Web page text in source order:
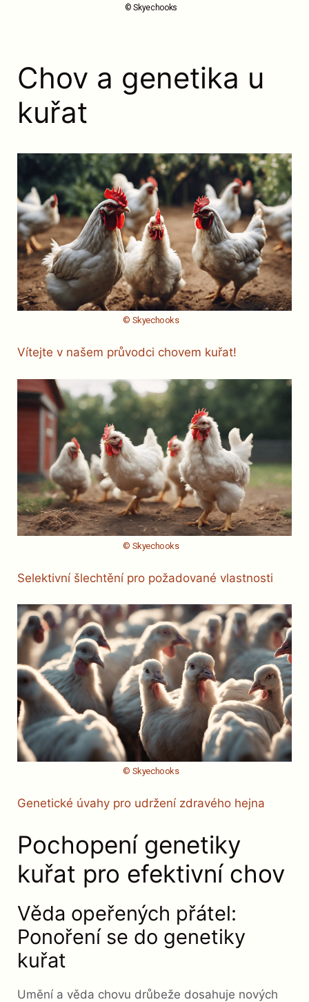
© Skyechooks
Chov a genetika u
kuřat
© Skyechooks
Vítejte v našem průvodci chovem kuřat!
© Skyechooks
Selektivní šlechtění pro požadované vlastnosti
© Skyechooks
Genetické úvahy pro udržení zdravého hejna
Pochopení genetiky
kuřat pro efektivní chov
Věda opeřených přátel:
Ponoření se do genetiky
kuřat
Umění a věda chovu drůbeže dosahuje nových